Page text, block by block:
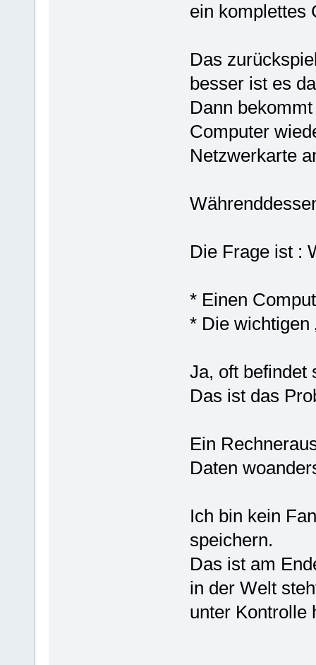
ein komplettes
Das
besser ist es
Dann
Computer
Netzwerkarte
Die Frage ist :
* Einen
* Die wichtigen
Ja, oft befindet
Das ist das
Ein
Daten
Ich bin kein
speichern.
Das ist am
in der Welt
unter Kontrolle